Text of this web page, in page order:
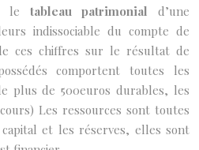
le tableau patrimonial d’une
indissociable du compte de
ces chiffres sur le résultat de
comportent toutes les
plus de 500euros durables, les
Les ressources sont toutes
et les réserves, elles sont